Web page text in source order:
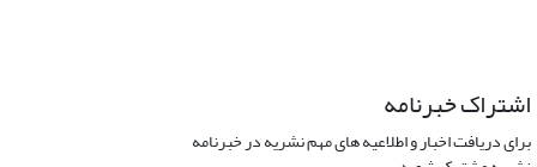
اشتراک خبرنامه
برای دریافت اخبار و اطلاعیه های مهم نشریه در خبرنامه